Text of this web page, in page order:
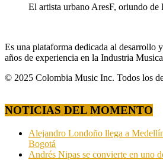
El artista urbano AresF, oriundo de
Es una plataforma dedicada al desarrollo
años de experiencia en la Industria
© 2025 Colombia Music Inc. Todos los
NOTICIAS DEL MOMENTO
Alejandro Londoño llega a
Bogotá
Andrés Nipas se convierte en uno